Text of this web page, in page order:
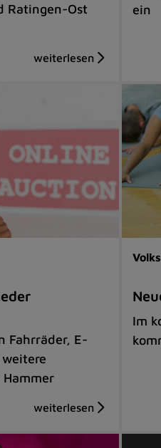
Ratingen-Ost
ein
Fahrräder, E-
Im